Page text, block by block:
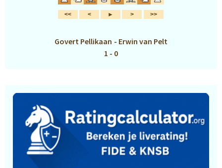
Govert Pellikaan - Erwin van Pelt
1 - 0